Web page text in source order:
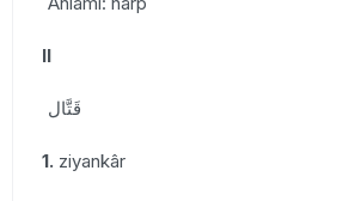
II
قَتَّال
1. ziyankâr